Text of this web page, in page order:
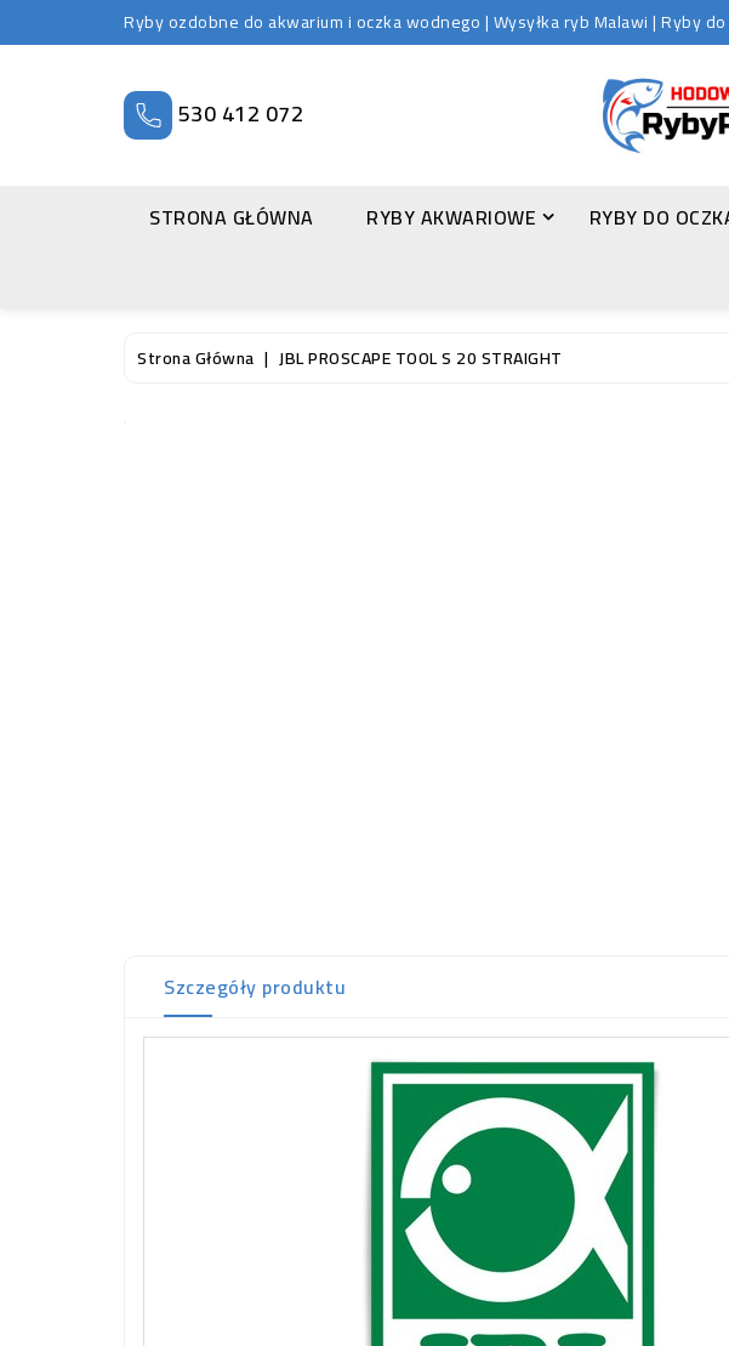
Ryby ozdobne do akwarium i oczka wodnego | Wysyłka ryb Malawi | Ryby
530 412 072
STRONA GŁÓWNA RYBY AKWARIOWE RYBY DO
Strona Główna JBL PROSCAPE TOOL S 20 STRAIGHT
Szczegóły produktu